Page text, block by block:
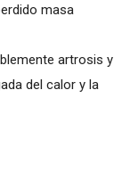
masa
artrosis y
del calor y la